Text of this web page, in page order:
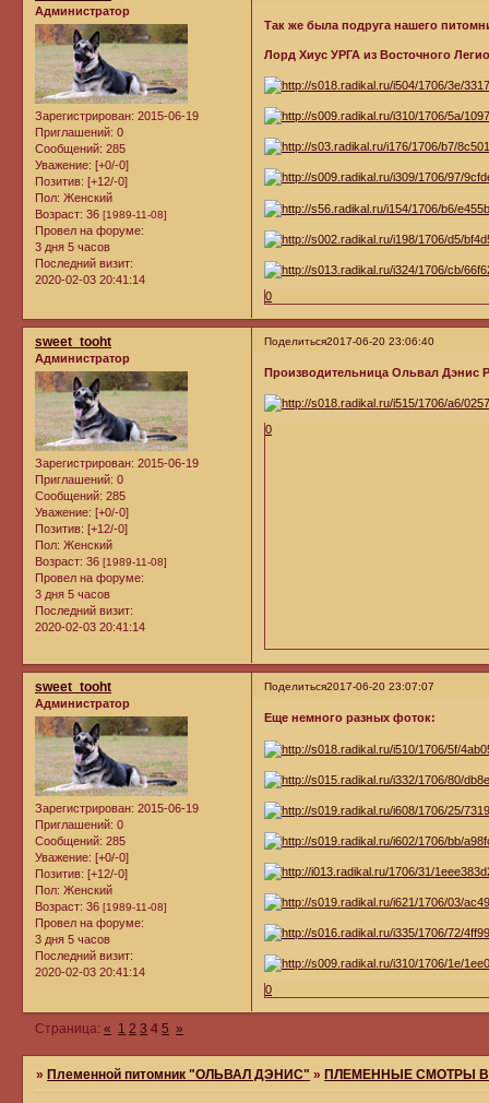
Администратор
Зарегистрирован: 2015-06-19
Приглашений: 0
Сообщений: 285
Уважение: [+0/-0]
Позитив: [+12/-0]
Пол: Женский
Возраст: 36 [1989-11-08]
Провел на форуме:
3 дня 5 часов
Последний визит:
2020-02-03 20:41:14
Так же была подруга нашего
Лорд Хиус УРГА из Восточного
0
Поделиться2017-06-20 23:06:40
sweet_tooht
Администратор
Зарегистрирован: 2015-06-19
Приглашений: 0
Сообщений: 285
Уважение: [+0/-0]
Позитив: [+12/-0]
Пол: Женский
Возраст: 36 [1989-11-08]
Провел на форуме:
3 дня 5 часов
Последний визит:
2020-02-03 20:41:14
Производительница Ольвал Дэнис
0
Поделиться2017-06-20 23:07:07
sweet_tooht
Администратор
Зарегистрирован: 2015-06-19
Приглашений: 0
Сообщений: 285
Уважение: [+0/-0]
Позитив: [+12/-0]
Пол: Женский
Возраст: 36 [1989-11-08]
Провел на форуме:
3 дня 5 часов
Последний визит:
2020-02-03 20:41:14
Еще немного разных фоток:
0
Страница:« 1 2 3 4 5 »
»Племенной питомник "ОЛЬВАЛ ДЭНИС" »ПЛЕМЕННЫЕ СМОТРЫ